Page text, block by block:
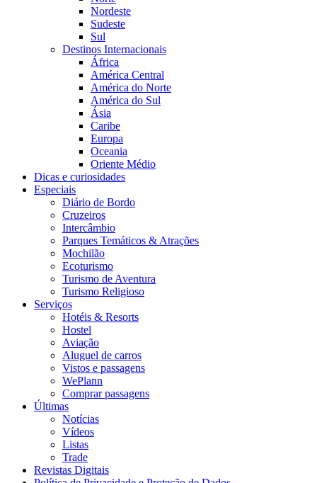
Nordeste
Sudeste
Sul
Destinos Internacionais
África
América Central
América do Norte
América do Sul
Ásia
Caribe
Europa
Oceania
Oriente Médio
Dicas e curiosidades
Especiais
Diário de Bordo
Cruzeiros
Intercâmbio
Parques Temáticos & Atrações
Mochilão
Ecoturismo
Turismo de Aventura
Turismo Religioso
Serviços
Hotéis & Resorts
Hostel
Aviação
Aluguel de carros
Vistos e passagens
WePlann
Comprar passagens
Últimas
Notícias
Vídeos
Listas
Trade
Revistas Digitais